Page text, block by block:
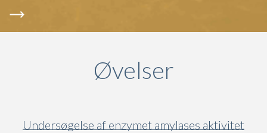
Øvelser
Undersøgelse af enzymet amylases aktivitet